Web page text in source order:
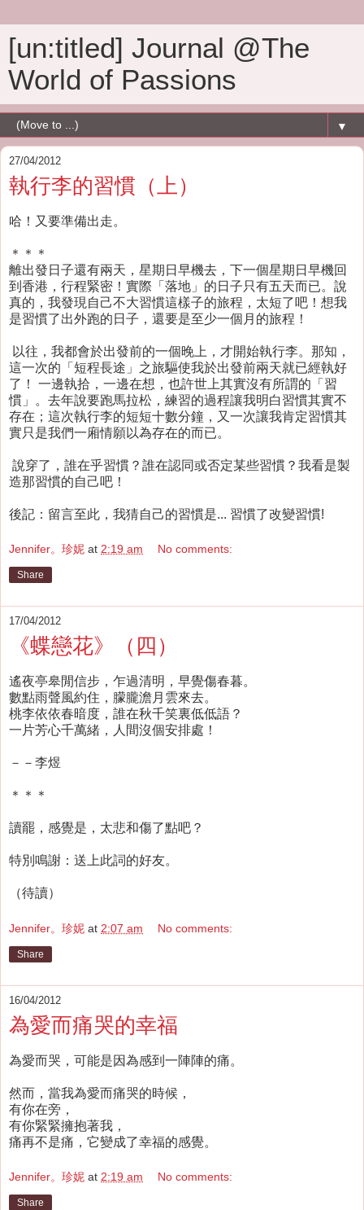
[un:titled] Journal @The
World of Passions
▼
27/04/2012
執行李的習慣（上）
哈！又要準備出走。
＊＊＊
離出發日子還有兩天，星期日早機去，下一個星期日早機回
到香港，行程緊密！實際「落地」的日子只有五天而已。說
真的，我發現自己不大習慣這樣子的旅程，太短了吧！想我
是習慣了出外跑的日子，還要是至少一個月的旅程！
以往，我都會於出發前的一個晚上，才開始執行李。那知，
這一次的「短程長途」之旅驅使我於出發前兩天就已經執好
了！ 一邊執拾，一邊在想，也許世上其實沒有所謂的「習
慣」。去年說要跑馬拉松，練習的過程讓我明白習慣其實不
存在；這次執行李的短短十數分鐘，又一次讓我肯定習慣其
實只是我們一廂情願以為存在的而已。
說穿了，誰在乎習慣？誰在認同或否定某些習慣？我看是製
造那習慣的自己吧！
後記：留言至此，我猜自己的習慣是... 習慣了改變習慣!
Jennifer。珍妮 at 2:19 am No comments:
Share
17/04/2012
《蝶戀花》（四）
遙夜亭皋閒信步，乍過清明，早覺傷春暮。
數點雨聲風約住，朦朧澹月雲來去。
桃李依依春暗度，誰在秋千笑裏低低語？
一片芳心千萬緒，人間沒個安排處！
－－李煜
＊＊＊
讀罷，感覺是，太悲和傷了點吧？
特別鳴謝：送上此詞的好友。
（待讀）
Jennifer。珍妮 at 2:07 am No comments:
Share
16/04/2012
為愛而痛哭的幸福
為愛而哭，可能是因為感到一陣陣的痛。
然而，當我為愛而痛哭的時候，
有你在旁，
有你緊緊擁抱著我，
痛再不是痛，它變成了幸福的感覺。
Jennifer。珍妮 at 2:19 am No comments:
Share